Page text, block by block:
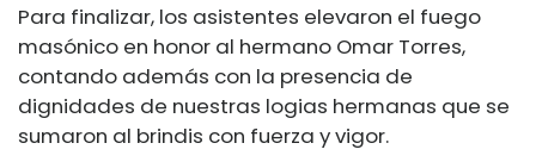
Para finalizar, los asistentes elevaron el fuego
masónico en honor al hermano Omar Torres,
contando además con la presencia de
dignidades de nuestras logias hermanas que se
sumaron al brindis con fuerza y vigor.